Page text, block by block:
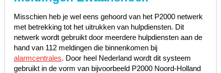
Misschien heb je wel eens gehoord van het P2000 netwerk
met betrekking tot het uitrukken van hulpdiensten. Dit
netwerk wordt gebruikt door meerdere hulpdiensten aan de
hand van 112 meldingen die binnenkomen bij
alarmcentrales. Door heel Nederland wordt dit systeem
gebruikt in de vorm van bijvoorbeeld P2000 Noord-Holland